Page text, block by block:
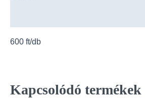
600 ft/db
Kapcsolódó termékek